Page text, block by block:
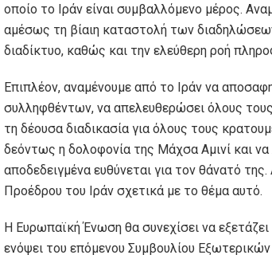
οποίο το Ιράν είναι συμβαλλόμενο μέρος.
αμέσως τη βίαιη καταστολή των
διαδίκτυο, καθώς και την ελεύθερη ροή
Επιπλέον, αναμένουμε από το Ιράν να
συλληφθέντων, να απελευθερώσει όλους
τη δέουσα διαδικασία για όλους τους
δεόντως η δολοφονία της Μάχσα Αμινί και
αποδεδειγμένα ευθύνεται για τον θάνατό
Προέδρου του Ιράν σχετικά με το θέμα αυτό.
Η Ευρωπαϊκή Ένωση θα συνεχίσει να
ενόψει του επόμενου Συμβουλίου